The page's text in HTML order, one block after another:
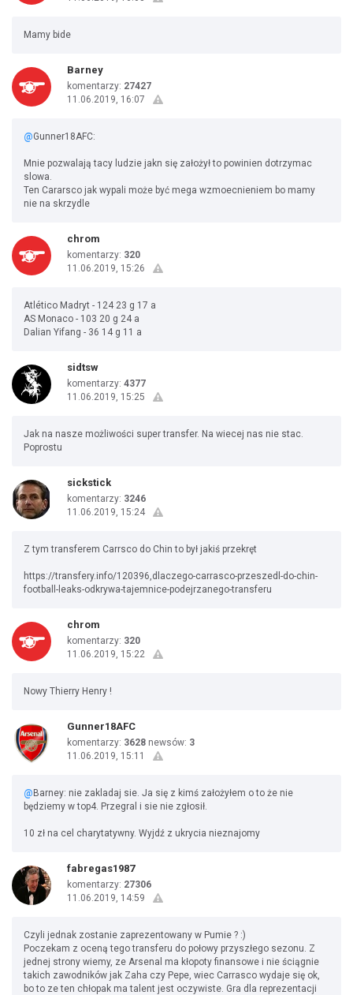
Mamy bide
Barney
komentarzy: 27427
11.06.2019, 16:07
@Gunner18AFC:
Mnie pozwalają tacy ludzie jakn się założył to powinien dotrzymac
slowa.
Ten Cararsco jak wypali może być mega wzmoecnieniem bo mamy
nie na skrzydle
chrom
komentarzy: 320
11.06.2019, 15:26
Atlético Madryt - 124 23 g 17 a
AS Monaco - 103 20 g 24 a
Dalian Yifang - 36 14 g 11 a
sidtsw
komentarzy: 4377
11.06.2019, 15:25
Jak na nasze możliwości super transfer. Na wiecej nas nie stac.
Poprostu
sickstick
komentarzy: 3246
11.06.2019, 15:24
Z tym transferem Carrsco do Chin to był jakiś przekręt
https://transfery.info/120396,dlaczego-carrasco-przeszedl-do-chin-
football-leaks-odkrywa-tajemnice-podejrzanego-transferu
chrom
komentarzy: 320
11.06.2019, 15:22
Nowy Thierry Henry !
Gunner18AFC
komentarzy: 3628 newsów: 3
11.06.2019, 15:11
@ Barney: nie zakladaj sie. Ja się z kimś założyłem o to że nie
będziemy w top4. Przegral i sie nie zgłosił.
10 zł na cel charytatywny. Wyjdź z ukrycia nieznajomy
fabregas1987
komentarzy: 27306
11.06.2019, 14:59
Czyli jednak zostanie zaprezentowany w Pumie ? :)
Poczekam z oceną tego transferu do połowy przyszłego sezonu. Z
jednej strony wiemy, ze Arsenal ma kłopoty finansowe i nie ściągnie
takich zawodników jak Zaha czy Pepe, wiec Carrasco wydaje się ok,
bo to ze ten chłopak ma talent jest oczywiste. Gra dla reprezentacji